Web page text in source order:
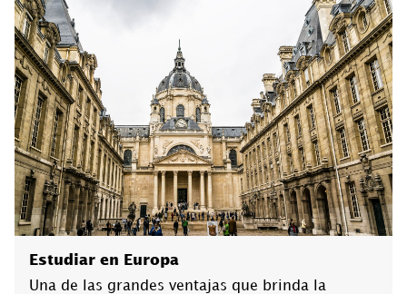
Estudiar en Europa
Una de las grandes ventajas que brinda la